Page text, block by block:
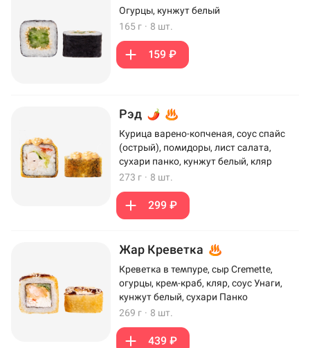
Огурцы, кунжут белый
165 г · 8 шт.
159 ₽
Рэд
Курица варено-копченая, соус спайс
(острый), помидоры, лист салата,
сухари панко, кунжут белый, кляр
273 г · 8 шт.
299 ₽
Жар Креветка
Креветка в темпуре, сыр Cremette,
огурцы, крем-краб, кляр, соус Унаги,
кунжут белый, сухари Панко
269 г · 8 шт.
439 ₽